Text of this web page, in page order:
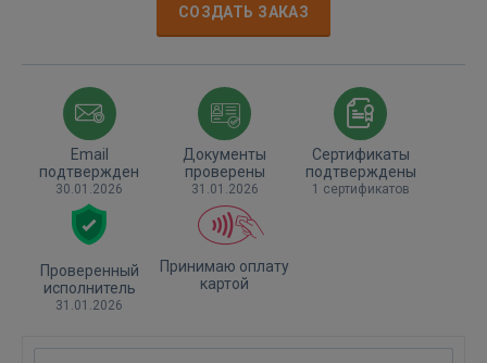
СОЗДАТЬ ЗАКАЗ
Email
подтвержден
30.01.2026
Документы
проверены
31.01.2026
Сертификаты
подтверждены
1 сертификатов
Проверенный
исполнитель
31.01.2026
Принимаю оплату
картой